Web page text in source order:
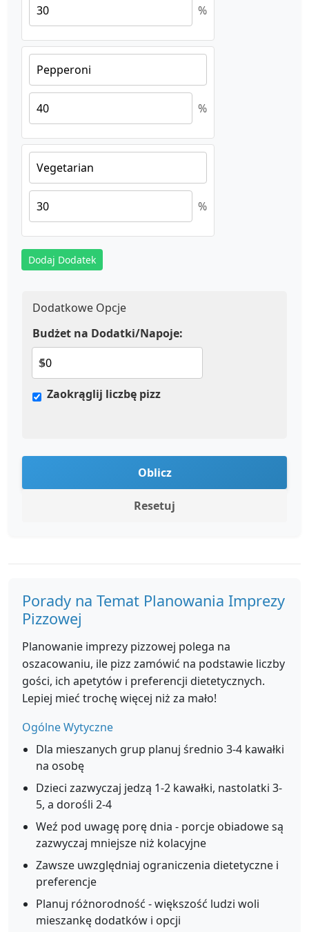
%
%
%
Dodaj Dodatek
Dodatkowe Opcje
Budżet na Dodatki/Napoje:
$
Zaokrąglij liczbę pizz
Oblicz
Resetuj
Porady na Temat Planowania Imprezy
Pizzowej
Planowanie imprezy pizzowej polega na
oszacowaniu, ile pizz zamówić na podstawie liczby
gości, ich apetytów i preferencji dietetycznych.
Lepiej mieć trochę więcej niż za mało!
Ogólne Wytyczne
Dla mieszanych grup planuj średnio 3-4 kawałki
na osobę
Dzieci zazwyczaj jedzą 1-2 kawałki, nastolatki 3-
5, a dorośli 2-4
Weź pod uwagę porę dnia - porcje obiadowe są
zazwyczaj mniejsze niż kolacyjne
Zawsze uwzględniaj ograniczenia dietetyczne i
preferencje
Planuj różnorodność - większość ludzi woli
mieszankę dodatków i opcji